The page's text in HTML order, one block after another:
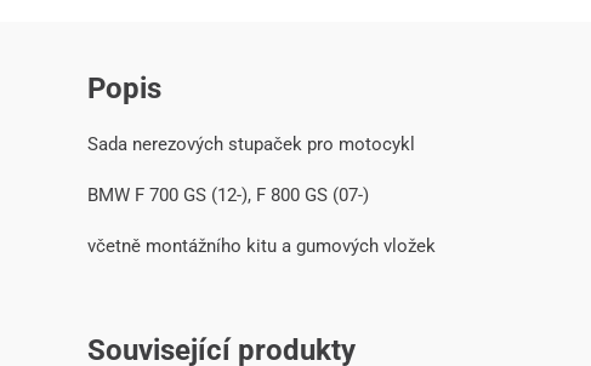
Popis
Sada nerezových stupaček pro motocykl
BMW F 700 GS (12-), F 800 GS (07-)
včetně montážního kitu a gumových vložek
Související produkty